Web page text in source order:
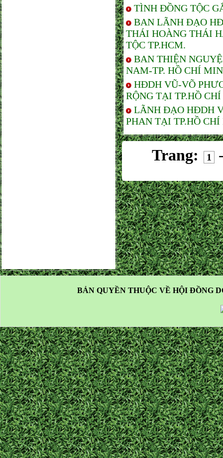
TÌNH ĐỒNG TỘC
BAN LÃNH ĐẠO
THÁI HOÀNG THÁI
TỘC TP.HCM.
BAN THIỆN
NAM-TP. HỒ CHÍ
HĐDH VŨ-VÕ
RỘNG TẠI TP.HỒ
LÃNH ĐẠO HĐDH
PHAN TẠI TP.HỒ
Trang: 1
BẢN QUYỀN THUỘC VỀ HỘI ĐỒNG